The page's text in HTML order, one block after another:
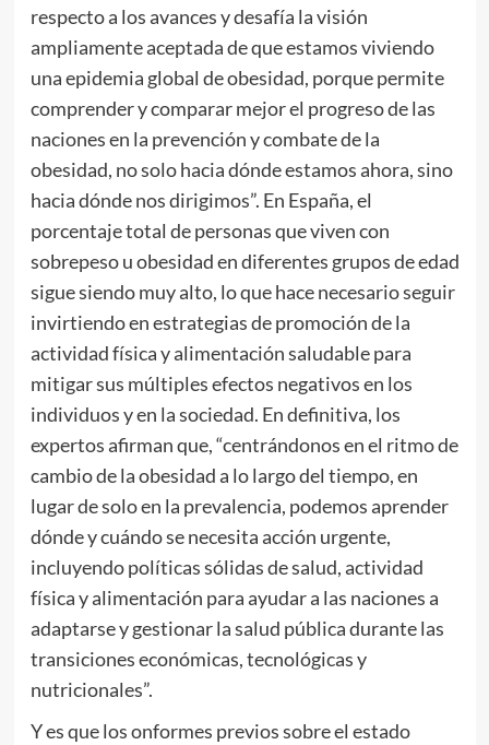
respecto a los avances y desafía la visión
ampliamente aceptada de que estamos viviendo
una epidemia global de obesidad, porque permite
comprender y comparar mejor el progreso de las
naciones en la prevención y combate de la
obesidad, no solo hacia dónde estamos ahora, sino
hacia dónde nos dirigimos”. En España, el
porcentaje total de personas que viven con
sobrepeso u obesidad en diferentes grupos de edad
sigue siendo muy alto, lo que hace necesario seguir
invirtiendo en estrategias de promoción de la
actividad física y alimentación saludable para
mitigar sus múltiples efectos negativos en los
individuos y en la sociedad. En definitiva, los
expertos afirman que, “centrándonos en el ritmo de
cambio de la obesidad a lo largo del tiempo, en
lugar de solo en la prevalencia, podemos aprender
dónde y cuándo se necesita acción urgente,
incluyendo políticas sólidas de salud, actividad
física y alimentación para ayudar a las naciones a
adaptarse y gestionar la salud pública durante las
transiciones económicas, tecnológicas y
nutricionales”.
Y es que los onformes previos sobre el estado